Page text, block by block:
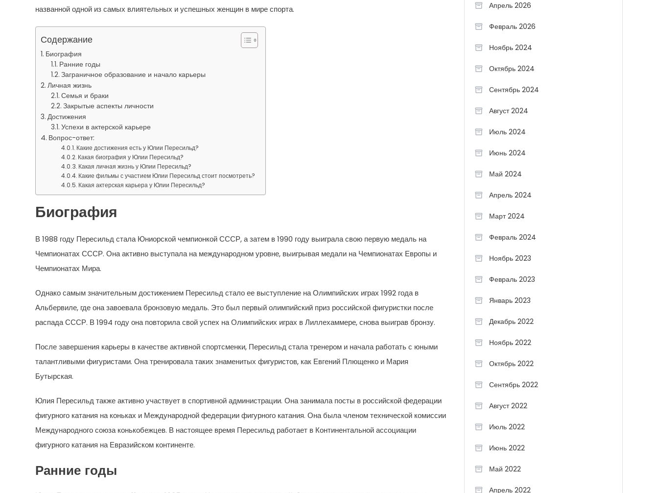
названной одной из самых влиятельных и успешных женщин в мире спорта.
Содержание
Биография
Ранние годы
Заграничное образование и начало карьеры
Личная жизнь
Семья и браки
Закрытые аспекты личности
Достижения
Успехи в актерской карьере
Вопрос-ответ:
Какие достижения есть у Юлии Пересильд?
Какая биография у Юлии Пересильд?
Какая личная жизнь у Юлии Пересильд?
Какие фильмы с участием Юлии Пересильд стоит посмотреть?
Какая актерская карьера у Юлии Пересильд?
Биография
В 1988 году Пересильд стала Юниорской чемпионкой СССР, а затем в 1990 году выиграла свою первую медаль на
Чемпионатах СССР. Она активно выступала на международном уровне, выигрывая медали на Чемпионатах Европы и
Чемпионатах Мира.
Однако самым значительным достижением Пересильд стало ее выступление на Олимпийских играх 1992 года в
Альбервиле, где она завоевала бронзовую медаль. Это был первый олимпийский приз российской фигуристки после
распада СССР. В 1994 году она повторила свой успех на Олимпийских играх в Лиллехаммере, снова выиграв бронзу.
После завершения карьеры в качестве активной спортсменки, Пересильд стала тренером и начала работать с юными
талантливыми фигуристами. Она тренировала таких знаменитых фигуристов, как Евгений Плющенко и Мария
Бутырская.
Юлия Пересильд также активно участвует в спортивной администрации. Она занимала посты в российской федерации
фигурного катания на коньках и Международной федерации фигурного катания. Она была членом технической комиссии
Международного союза конькобежцев. В настоящее время Пересильд работает в Континентальной ассоциации
фигурного катания на Евразийском континенте.
Ранние годы
Апрель 2026
Февраль 2026
Ноябрь 2024
Октябрь 2024
Сентябрь 2024
Август 2024
Июль 2024
Июнь 2024
Май 2024
Апрель 2024
Март 2024
Февраль 2024
Ноябрь 2023
Февраль 2023
Январь 2023
Декабрь 2022
Ноябрь 2022
Октябрь 2022
Сентябрь 2022
Август 2022
Июль 2022
Июнь 2022
Май 2022
Апрель 2022